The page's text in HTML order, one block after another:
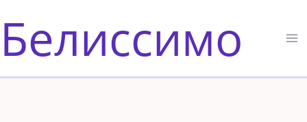
к
содержимому
Белиссимо